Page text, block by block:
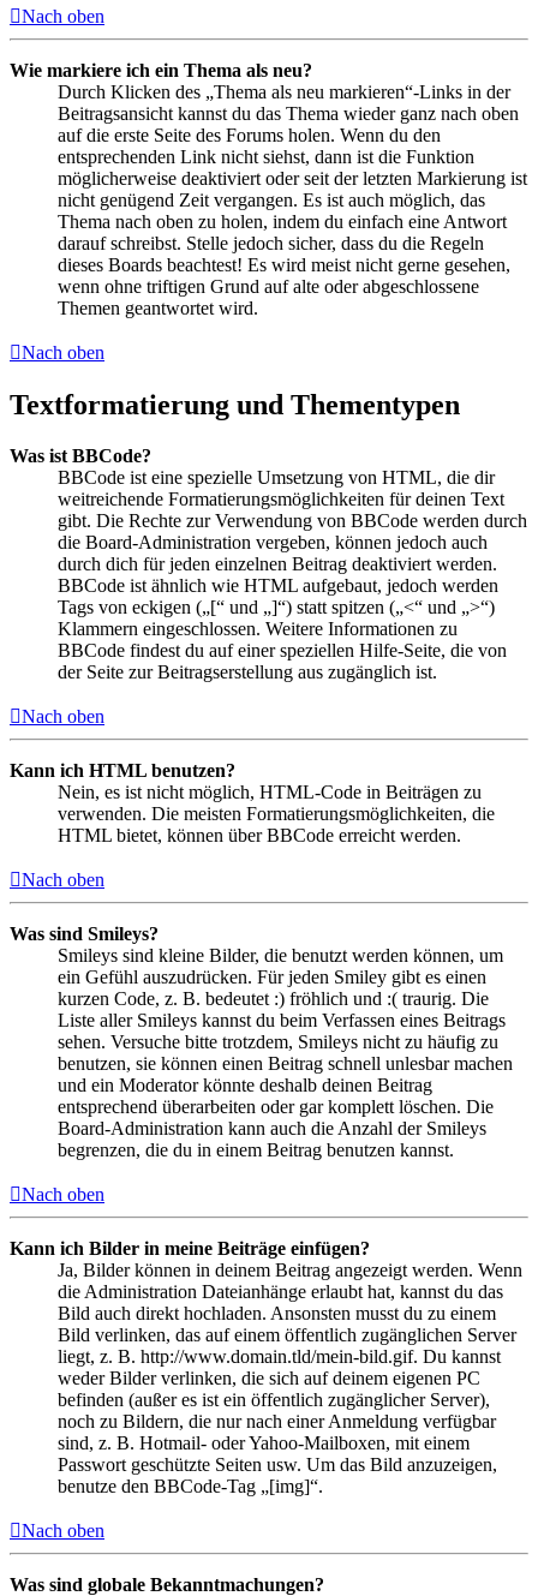
Nach oben
Wie markiere ich ein Thema als neu?
Durch Klicken des „Thema als neu markieren“-Links in der
Beitragsansicht kannst du das Thema wieder ganz nach oben
auf die erste Seite des Forums holen. Wenn du den
entsprechenden Link nicht siehst, dann ist die Funktion
möglicherweise deaktiviert oder seit der letzten Markierung ist
nicht genügend Zeit vergangen. Es ist auch möglich, das
Thema nach oben zu holen, indem du einfach eine Antwort
darauf schreibst. Stelle jedoch sicher, dass du die Regeln
dieses Boards beachtest! Es wird meist nicht gerne gesehen,
wenn ohne triftigen Grund auf alte oder abgeschlossene
Themen geantwortet wird.
Nach oben
Textformatierung und Thementypen
Was ist BBCode?
BBCode ist eine spezielle Umsetzung von HTML, die dir
weitreichende Formatierungsmöglichkeiten für deinen Text
gibt. Die Rechte zur Verwendung von BBCode werden durch
die Board-Administration vergeben, können jedoch auch
durch dich für jeden einzelnen Beitrag deaktiviert werden.
BBCode ist ähnlich wie HTML aufgebaut, jedoch werden
Tags von eckigen („[“ und „]“) statt spitzen („<“ und „>“)
Klammern eingeschlossen. Weitere Informationen zu
BBCode findest du auf einer speziellen Hilfe-Seite, die von
der Seite zur Beitragserstellung aus zugänglich ist.
Nach oben
Kann ich HTML benutzen?
Nein, es ist nicht möglich, HTML-Code in Beiträgen zu
verwenden. Die meisten Formatierungsmöglichkeiten, die
HTML bietet, können über BBCode erreicht werden.
Nach oben
Was sind Smileys?
Smileys sind kleine Bilder, die benutzt werden können, um
ein Gefühl auszudrücken. Für jeden Smiley gibt es einen
kurzen Code, z. B. bedeutet :) fröhlich und :( traurig. Die
Liste aller Smileys kannst du beim Verfassen eines Beitrags
sehen. Versuche bitte trotzdem, Smileys nicht zu häufig zu
benutzen, sie können einen Beitrag schnell unlesbar machen
und ein Moderator könnte deshalb deinen Beitrag
entsprechend überarbeiten oder gar komplett löschen. Die
Board-Administration kann auch die Anzahl der Smileys
begrenzen, die du in einem Beitrag benutzen kannst.
Nach oben
Kann ich Bilder in meine Beiträge einfügen?
Ja, Bilder können in deinem Beitrag angezeigt werden. Wenn
die Administration Dateianhänge erlaubt hat, kannst du das
Bild auch direkt hochladen. Ansonsten musst du zu einem
Bild verlinken, das auf einem öffentlich zugänglichen Server
liegt, z. B. http://www.domain.tld/mein-bild.gif. Du kannst
weder Bilder verlinken, die sich auf deinem eigenen PC
befinden (außer es ist ein öffentlich zugänglicher Server),
noch zu Bildern, die nur nach einer Anmeldung verfügbar
sind, z. B. Hotmail- oder Yahoo-Mailboxen, mit einem
Passwort geschützte Seiten usw. Um das Bild anzuzeigen,
benutze den BBCode-Tag „[img]“.
Nach oben
Was sind globale Bekanntmachungen?